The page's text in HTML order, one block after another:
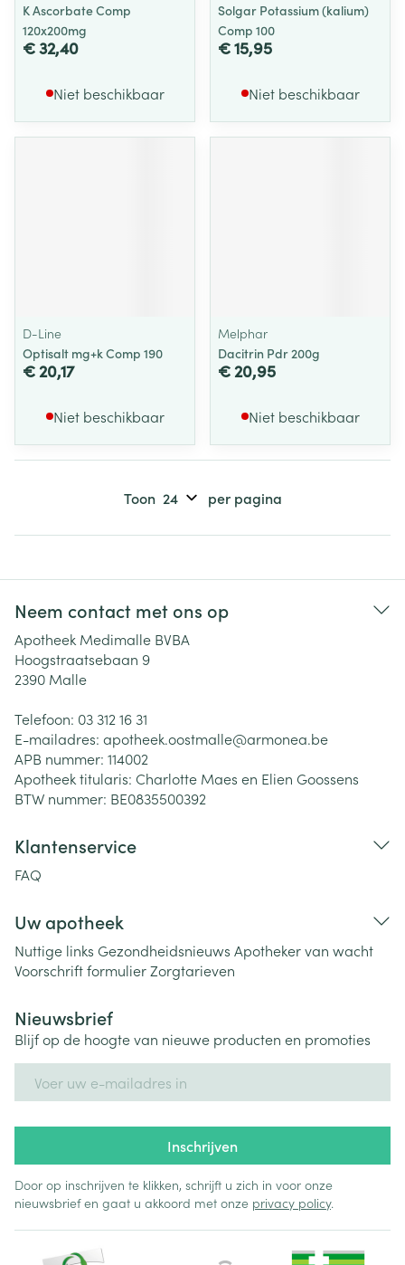
K Ascorbate Comp
120x200mg
€ 32,40
Niet beschikbaar
Solgar Potassium (kalium)
Comp 100
€ 15,95
Niet beschikbaar
D-Line
Optisalt mg+k Comp 190
€ 20,17
Niet beschikbaar
Melphar
Dacitrin Pdr 200g
€ 20,95
Niet beschikbaar
Toon per pagina
Neem contact met ons op
Apotheek Medimalle BVBA
Hoogstraatsebaan 9
2390 Malle
Telefoon: 03 312 16 31
E-mailadres: apotheek.oostmalle@armonea.be
APB nummer: 114002
Apotheek titularis: Charlotte Maes en Elien Goossens
BTW nummer: BE0835500392
Klantenservice
FAQ
Uw apotheek
Nuttige links Gezondheidsnieuws Apotheker van wacht
Voorschrift formulierZorgtarieven
Nieuwsbrief
Blijf op de hoogte van nieuwe producten en promoties
Inschrijven
Door op inschrijven te klikken, schrijft u zich in voor onze
nieuwsbrief en gaat u akkoord met onze privacy policy.